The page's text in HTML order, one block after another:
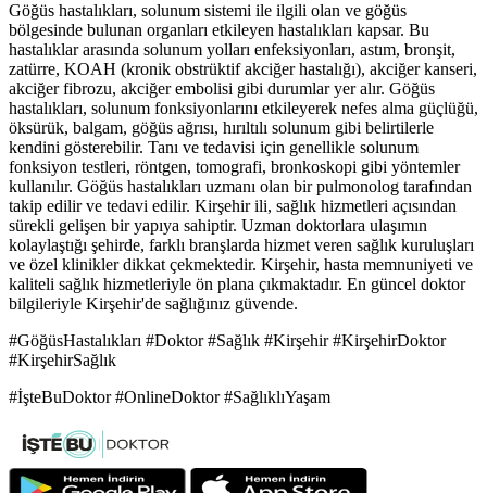
Göğüs hastalıkları, solunum sistemi ile ilgili olan ve göğüs
bölgesinde bulunan organları etkileyen hastalıkları kapsar. Bu
hastalıklar arasında solunum yolları enfeksiyonları, astım, bronşit,
zatürre, KOAH (kronik obstrüktif akciğer hastalığı), akciğer kanseri,
akciğer fibrozu, akciğer embolisi gibi durumlar yer alır. Göğüs
hastalıkları, solunum fonksiyonlarını etkileyerek nefes alma güçlüğü,
öksürük, balgam, göğüs ağrısı, hırıltılı solunum gibi belirtilerle
kendini gösterebilir. Tanı ve tedavisi için genellikle solunum
fonksiyon testleri, röntgen, tomografi, bronkoskopi gibi yöntemler
kullanılır. Göğüs hastalıkları uzmanı olan bir pulmonolog tarafından
takip edilir ve tedavi edilir. Kirşehir ili, sağlık hizmetleri açısından
sürekli gelişen bir yapıya sahiptir. Uzman doktorlara ulaşımın
kolaylaştığı şehirde, farklı branşlarda hizmet veren sağlık kuruluşları
ve özel klinikler dikkat çekmektedir. Kirşehir, hasta memnuniyeti ve
kaliteli sağlık hizmetleriyle ön plana çıkmaktadır. En güncel doktor
bilgileriyle Kirşehir'de sağlığınız güvende.
#GöğüsHastalıkları #Doktor #Sağlık #Kirşehir #KirşehirDoktor
#KirşehirSağlık
#İşteBuDoktor #OnlineDoktor #SağlıklıYaşam